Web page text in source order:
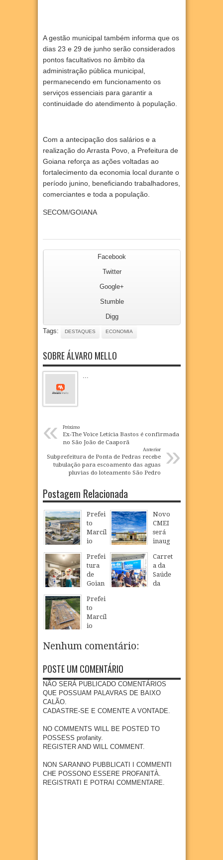
A gestão municipal também informa que os
dias 23 e 29 de junho serão considerados
pontos facultativos no âmbito da
administração pública municipal,
permanecendo em funcionamento os
serviços essenciais para garantir a
continuidade do atendimento à população.
Com a antecipação dos salários e a
realização do Arrasta Povo, a Prefeitura de
Goiana reforça as ações voltadas ao
fortalecimento da economia local durante o
período junino, beneficiando trabalhadores,
comerciantes e toda a população.
SECOM/GOIANA
Facebook
Twitter
Google+
Stumble
Digg
Tags:
DESTAQUES ECONOMIA
SOBRE ÁLVARO MELLO
« Próximo
Ex-The Voice Letícia Bastos é confirmada
no São João de Caaporã
»
Anterior
Subprefeitura de Ponta de Pedras recebe
tubulação para escoamento das aguas
pluvias do loteamento São Pedro
Postagem Relacionada
Prefei
to
Marcíl
io
realiz
a
visita
técnic
área
que
receb
erá
esa
úrgica
com
previs
ão de
empr
20 Jul 2026
Novo
CMEI
será
inaug
em
São
Loure
nço e
04 Aug 2026
Prefei
tura
de
Goian
realiz
a
Camp
anha
Multiv
ão
para
crianç
as e
centes
res de
15
anos
Carret
a da
Saúde
da
preve
nção e
óstico
ce do
27 Jul 2026
Prefei
to
Marcíl
io
visita
Dragã
o e
acom
panha
ntação
nova
indúst
ria em
a
27 Jul 2026
Nenhum comentário:
POSTE UM COMENTÁRIO
NÃO SERÁ PUBLICADO COMENTÁRIOS
QUE POSSUAM PALAVRAS DE BAIXO
CALÃO.
CADASTRE-SE E COMENTE A VONTADE.
NO COMMENTS WILL BE POSTED TO
POSSESS profanity.
REGISTER AND WILL COMMENT.
NON SARANNO PUBBLICATI I COMMENTI
CHE POSSONO ESSERE PROFANITÀ.
REGISTRATI E POTRAI COMMENTARE.